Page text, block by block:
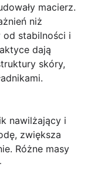
macierz.
niż
od stabilności i
dają
skóry,
nawilżający i
zwiększa
Różne masy